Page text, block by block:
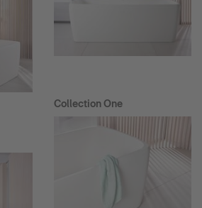
Collection One